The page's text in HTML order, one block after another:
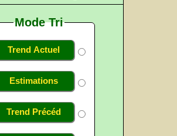
Mode Tri
Trend Actuel
Estimations
Trend Précéd